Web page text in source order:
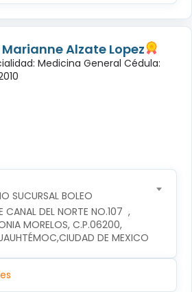
Marianne Alzate Lopez
Medicina General Cédula:
SUCURSAL BOLEO
CANAL DEL NORTE NO.107  ,
MORELOS, C.P.06200,
DE MEXICO